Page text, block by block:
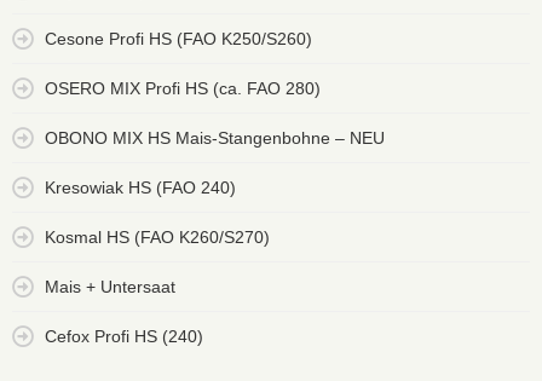
Cesone Profi HS (FAO K250/S260)
OSERO MIX Profi HS (ca. FAO 280)
OBONO MIX HS Mais-Stangenbohne – NEU
Kresowiak HS (FAO 240)
Kosmal HS (FAO K260/S270)
Mais + Untersaat
Cefox Profi HS (240)